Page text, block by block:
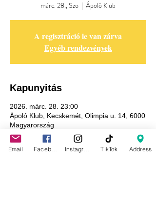
márc. 28., Szo
  |
Ápoló Klub
A regisztráció le van zárva
Egyéb rendezvények
Kapunyitás
2026. márc. 28. 23:00
Ápoló Klub, Kecskemét, Olimpia u. 14, 6000
Magyarország
Email TikTok Address